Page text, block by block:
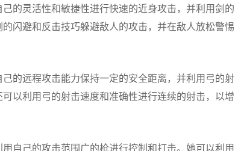
的灵活性和敏捷性进行快速的近身攻击，并利用剑的
闪避和反击技巧躲避敌人的攻击，并在敌人放松警惕
的远程攻击能力保持一定的安全距离，并利用弓的射
以利用弓的射击速度和准确性进行连续的射击，以增
自己的攻击范围广的枪进行控制和打击。她可以利用